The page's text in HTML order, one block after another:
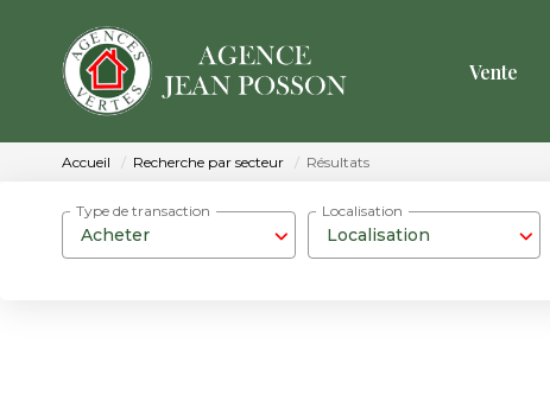
Vente
Accueil Recherche par secteur Résultats
Acheter
Type de transaction
Localisation
Localisation